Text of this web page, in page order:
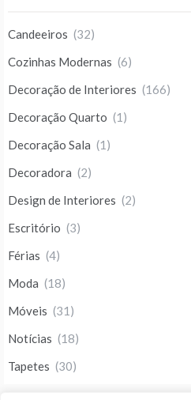
Candeeiros (32)
Cozinhas Modernas (6)
Decoração de Interiores (166)
Decoração Quarto (1)
Decoração Sala (1)
Decoradora (2)
Design de Interiores (2)
Escritório (3)
Férias (4)
Moda (18)
Móveis (31)
Notícias (18)
Tapetes (30)